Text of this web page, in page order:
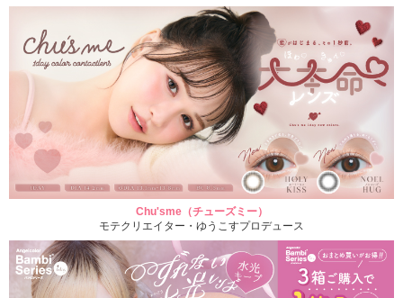
Chu'sme（チューズミー）
モテクリエイター・ゆうこすプロデュース